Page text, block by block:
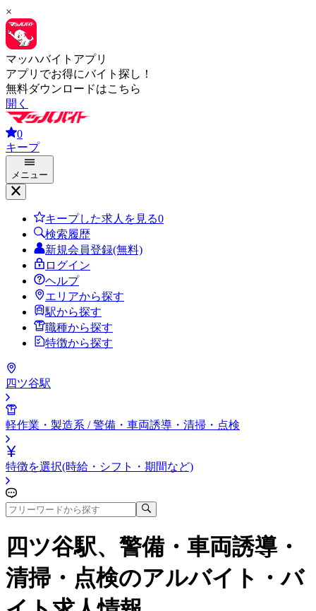
×
マッハバイトアプリ
アプリでお得にバイト探し！
無料ダウンロードはこちら
開く
0
キープ
メニュー
キープした求人を見る0
検索履歴
新規会員登録(無料)
ログイン
ヘルプ
エリアから探す
駅から探す
職種から探す
特徴から探す
四ツ谷駅
軽作業・製造系 / 警備・車両誘導・清掃・点検
特徴を選択(時給・シフト・期間など)
四ツ谷駅、警備・車両誘導・
清掃・点検のアルバイト・バ